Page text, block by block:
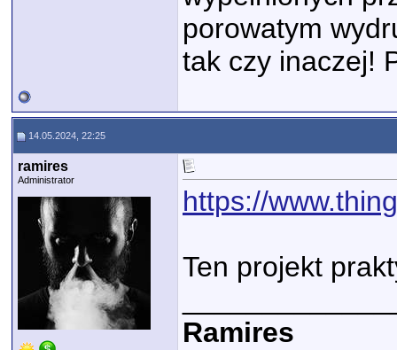
porowatym
tak czy inaczej!
14.05.2024, 22:25
ramires
Administrator
https://
Ten projekt
Ramires